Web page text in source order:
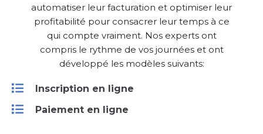
automatiser leur facturation et optimiser leur
profitabilité pour consacrer leur temps à ce
qui compte vraiment. Nos experts ont
compris le rythme de vos journées et ont
développé les modèles suivants:
Inscription en ligne
Paiement en ligne